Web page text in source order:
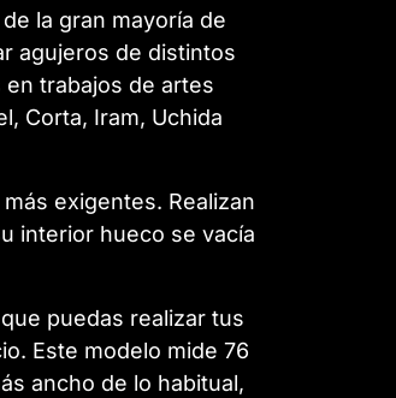
la gran mayoría de
agujeros de distintos
trabajos de artes
Corta, Iram, Uchida
exigentes. Realizan
interior hueco se vacía
puedas realizar tus
Este modelo mide 76
ancho de lo habitual,